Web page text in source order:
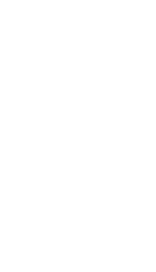
নেই, পথে পথে